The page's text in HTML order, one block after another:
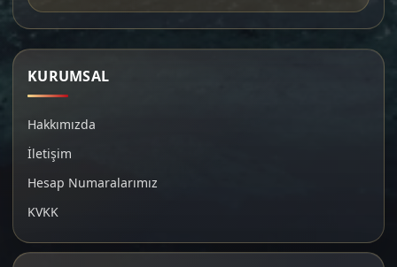
KURUMSAL
Hakkımızda
İletişim
Hesap Numaralarımız
KVKK